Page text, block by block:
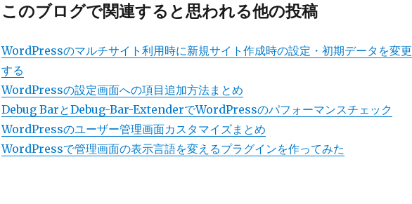
このブログで関連すると思われる他の投稿
WordPressのマルチサイト利用時に新規サイト作成時の設定・初期データを変更
する
WordPressの設定画面への項目追加方法まとめ
Debug BarとDebug-Bar-ExtenderでWordPressのパフォーマンスチェック
WordPressのユーザー管理画面カスタマイズまとめ
WordPressで管理画面の表示言語を変えるプラグインを作ってみた